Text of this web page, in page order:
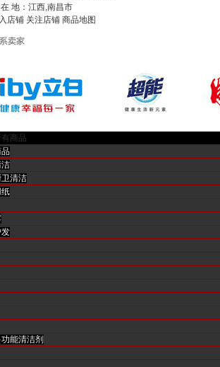
地： 江西,南昌市
店铺 关注店铺 商品地图
商品
品
清洁
能清洁剂